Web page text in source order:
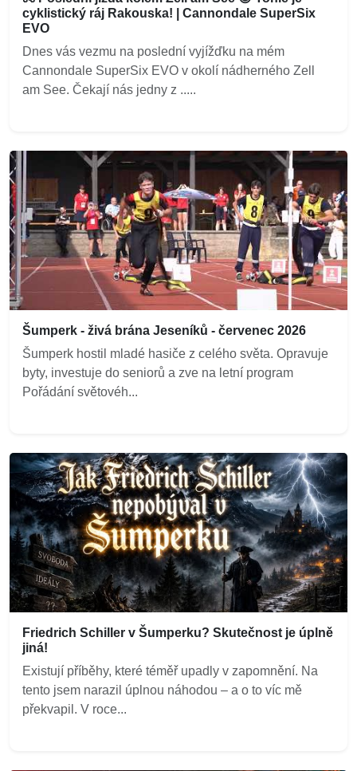
cyklistický ráj Rakouska! | Cannondale SuperSix
EVO
Dnes vás vezmu na poslední vyjížďku na mém
Cannondale SuperSix EVO v okolí nádherného Zell
am See. Čekají nás jedny z .....
Šumperk - živá brána Jeseníků - červenec 2026
Šumperk hostil mladé hasiče z celého světa. Opravuje
byty, investuje do seniorů a zve na letní program
Pořádání světovéh...
Friedrich Schiller v Šumperku? Skutečnost je úplně
jiná!
Existují příběhy, které téměř upadly v zapomnění. Na
tento jsem narazil úplnou náhodou – a o to víc mě
překvapil. V roce...